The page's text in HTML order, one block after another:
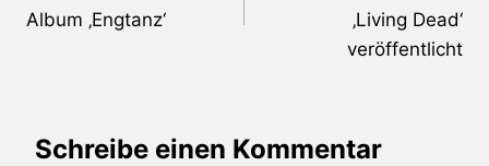
Album ‚Engtanz‘
‚Living Dead‘
veröffentlicht
Schreibe einen Kommentar